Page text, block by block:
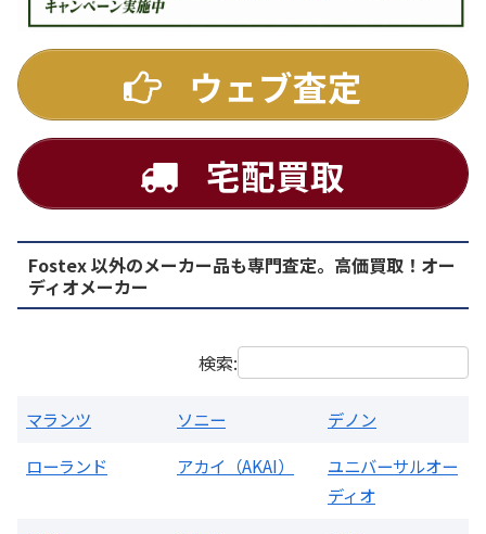
DENON
PMA-1500AE プリメインアンプ
買取価格：お問合せください
ウェブ査定
宅配買取
Fostex 以外のメーカー品も専門査定。高価買取！オー
ディオメーカー
検索:
マランツ ソニー
デノン
ローランド
アカイ（AKAI）
ユニバーサルオー
ディオ